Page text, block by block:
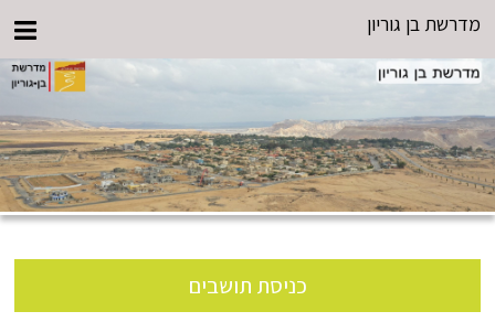
מדרשת בן גוריון
כניסת תושבים